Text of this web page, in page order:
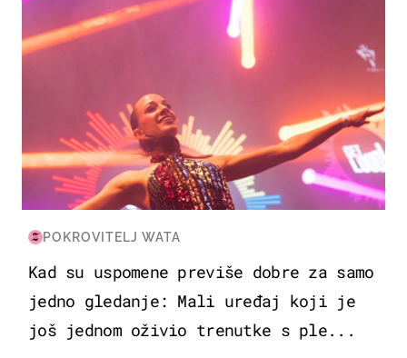
POKROVITELJ WATA
Kad su uspomene previše dobre za samo
jedno gledanje: Mali uređaj koji je
još jednom oživio trenutke s ple...